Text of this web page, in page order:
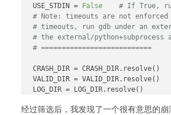
if __name__ == "__main__" :
    clone_test262()
all_js_files =
if len(all_js_files) == 0
else:
USE_STDIN =
False
# If True,
# Note: timeouts are not
# timeouts, run gdb under an
# the external/python+subprocess
# ===========================
CRASH_DIR = CRASH_DIR.resolve()
VALID_DIR = VALID_DIR.resolve()
LOG_DIR = LOG_DIR.resolve()
x86_64_registers = [
经过筛选后，我发现了一个很有意思的崩